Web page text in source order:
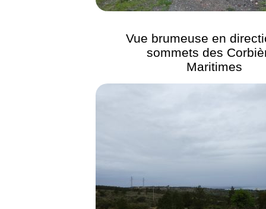
Vue brumeuse en
sommets des
Maritimes